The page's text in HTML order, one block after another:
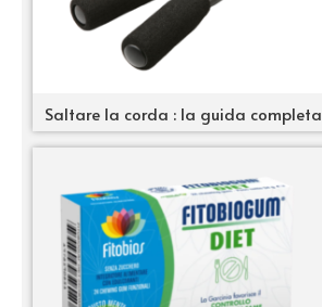
Saltare la corda : la guida completa